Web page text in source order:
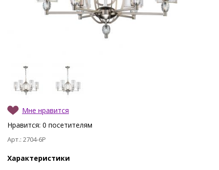
Мне нравится
Нравится: 0 посетителям
Арт.: 2704-6P
Характеристики